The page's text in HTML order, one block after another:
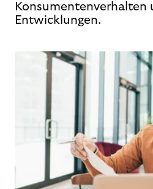
Konsumentenverhalten
Entwicklungen.